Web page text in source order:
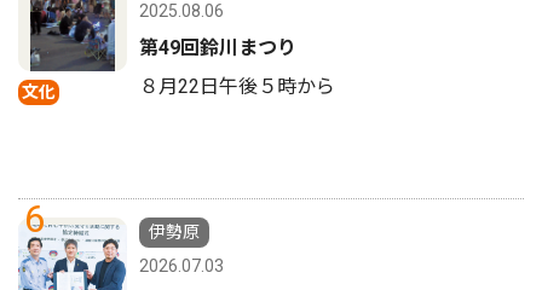
文化
2025.08.06
第49回鈴川まつり
８月22日午後５時から
6
伊勢原
2026.07.03